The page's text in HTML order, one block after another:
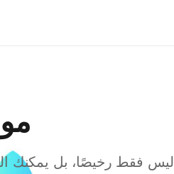
ليس فقط رخيصًا، بل يمكنك